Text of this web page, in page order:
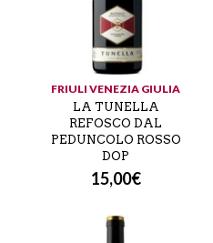
FRIULI VENEZIA GIULIA
LA TUNELLA
REFOSCO DAL
PEDUNCOLO ROSSO
DOP
15,00€